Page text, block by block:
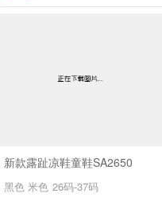
新款露趾凉鞋童鞋SA2650
黑色 米色 26码-37码